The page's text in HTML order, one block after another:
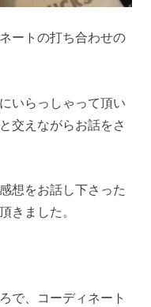
ートの打ち合わせの
いらっしゃって頂い
交えながらお話をさ
想をお話し下さった
きました。
で、コーディネート